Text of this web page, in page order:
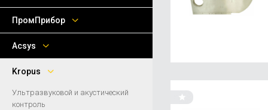
ПромПрибор
Acsys
Kropus
Ультразвуковой и акустический
контроль